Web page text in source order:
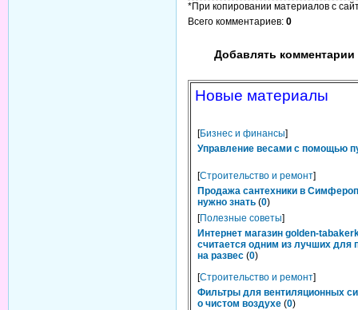
*При копировании материалов с
Всего комментариев: 0
Добавлять комментарии
Новые материалы
[Бизнес и финансы]
Управление весами с помощью
[Строительство и ремонт]
Продажа сантехники в
нужно знать (0)
[Полезные советы]
Интернет магазин golden-
считается одним из лучших для
на развес (0)
[Строительство и ремонт]
Фильтры для вентиляционных
о чистом воздухе (0)